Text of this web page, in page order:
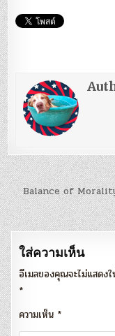
แนะแนว
เรื่อง
Balance of
ใส่ความเห็น
อีเมลของคุณจะไม่แสดง
*
ความเห็น *